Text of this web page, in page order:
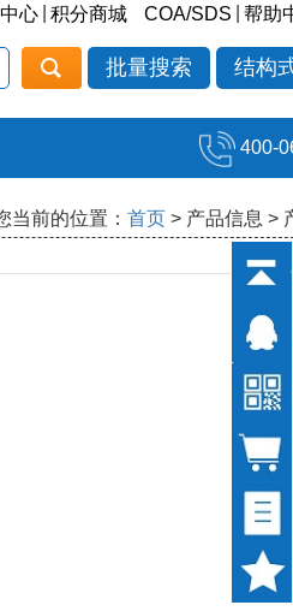
心 积分商城 COA/SDS 帮助
批量搜索 结构
400-
当前的位置： 首页 > 产品信息 >